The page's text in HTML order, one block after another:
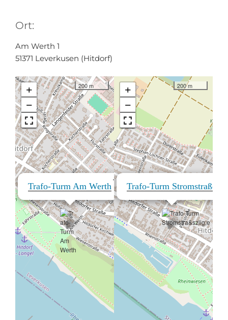
Ort:
Am Werth 1
51371 Leverkusen (Hitdorf)
Trafo-Turm Am Werth
×
+
−
200 m
Trafo-Turm Stromstraße
+
−
200 m